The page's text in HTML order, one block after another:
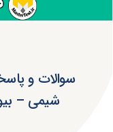
سوالات و
شیمی –